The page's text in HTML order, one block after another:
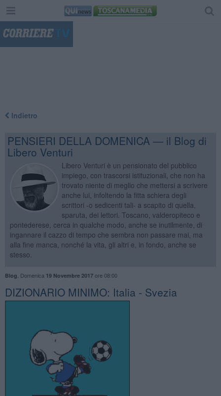
Indietro
PENSIERI DELLA DOMENICA — il Blog di
Libero Venturi
Libero Venturi è un pensionato del pubblico
impiego, con trascorsi istituzionali, che non ha
trovato niente di meglio che mettersi a scrivere
anche lui, infoltendo la fitta schiera degli
scrittori -o sedicenti tali- a scapito di quella,
sparuta, dei lettori. Toscano, valderopiteco e
pontederese, cerca in qualche modo, anche se inutilmente, di
ingannare il cazzo di tempo che sembra non passare mai, ma
alla fine manca, nonché la vita, gli altri e, in fondo, anche se
stesso.
Blog Domenica 19 Novembre 2017ore 08:00
DIZIONARIO MINIMO: Italia - Svezia